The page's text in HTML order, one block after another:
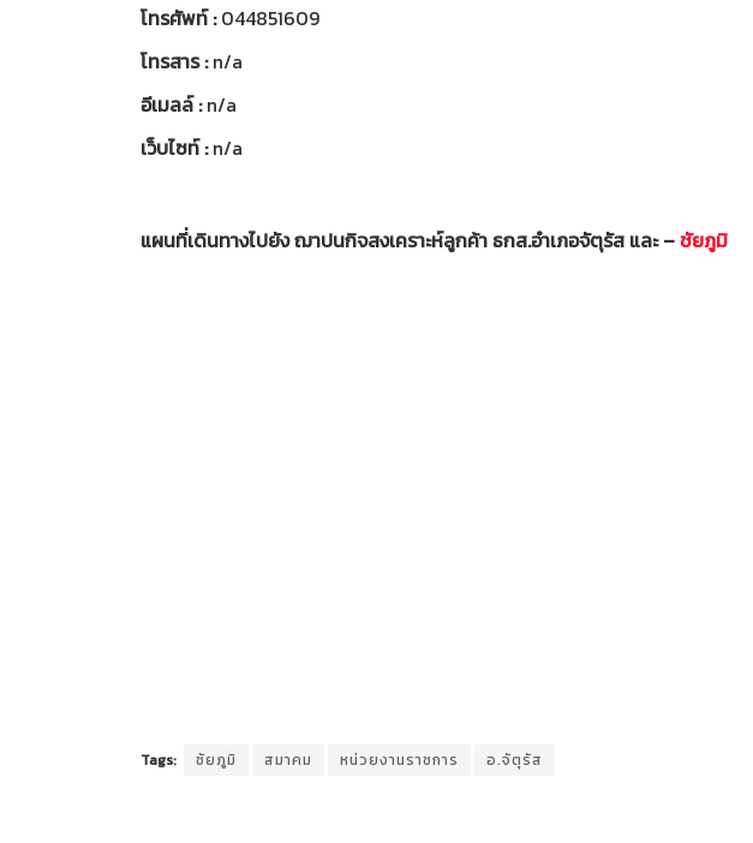
โทรศัพท์ :044851609
โทรสาร :n/a
อีเมลล์ :n/a
เว็บไซท์ :n/a
แผนที่เดินทางไปยัง ฌาปนกิจสงเคราะห์ลูกค้า ธกส.อำเภอจัตุรัส และ –ชัยภูมิ
Tags: ชัยภูมิ สมาคม หน่วยงานราชการ อ.จัตุรัส